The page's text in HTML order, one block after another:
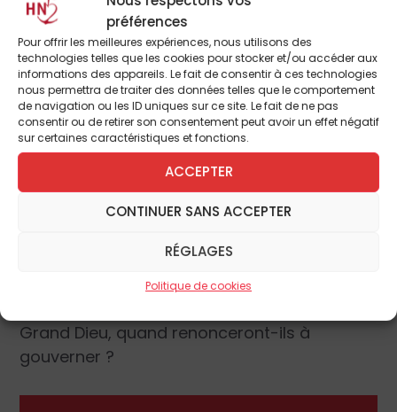
préférences
Pour offrir les meilleures expériences, nous utilisons des
technologies telles que les cookies pour stocker et/ou accéder aux
informations des appareils. Le fait de consentir à ces technologies
nous permettra de traiter des données telles que le comportement
de navigation ou les ID uniques sur ce site. Le fait de ne pas
consentir ou de retirer son consentement peut avoir un effet négatif
sur certaines caractéristiques et fonctions.
ACCEPTER
CONTINUER SANS ACCEPTER
RÉGLAGES
Politique de cookies
en kevlar anti-rafale de kalach puisque l’État
ne sait pas nous protéger du terrorisme.
Viendrons les culottes blindées pour
retarder le viol, l’État étant incapable de
lutter contre la délinquance sexuelle. Et aussi
les portefeuilles avec déclaration de vol en
ligne pour faciliter les démarches. Les
maisons avec commande directe chez Ikea
ou Darty pour remplacer le mobilier et les
un pitoyable étalage de faiblesse, ils lâchent
tout, il est un renoncement que nous
Grand Dieu, quand renonceront-ils à
gouverner ?